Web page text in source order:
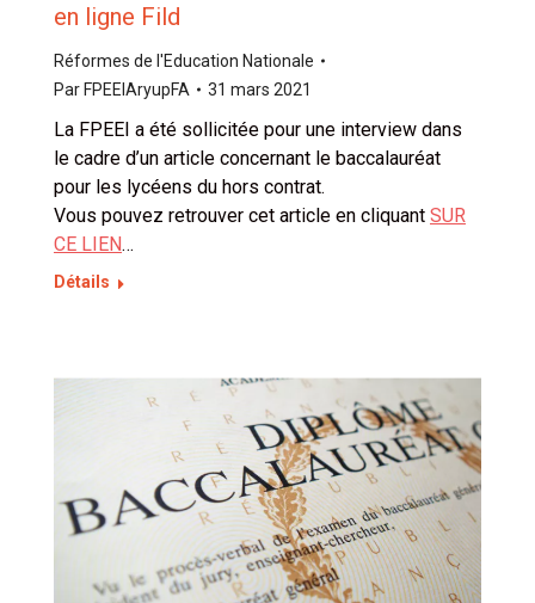
en ligne Fild
Réformes de l'Education Nationale
Par FPEEIAryupFA 31 mars 2021
La FPEEI a été sollicitée pour une interview dans
le cadre d’un article concernant le baccalauréat
pour les lycéens du hors contrat.
Vous pouvez retrouver cet article en cliquant SUR
CE LIEN…
Détails